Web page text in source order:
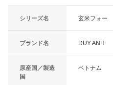
シリーズ名 玄米フォー
ブランド名 DUY ANH
原産国／製造
国
ベトナム